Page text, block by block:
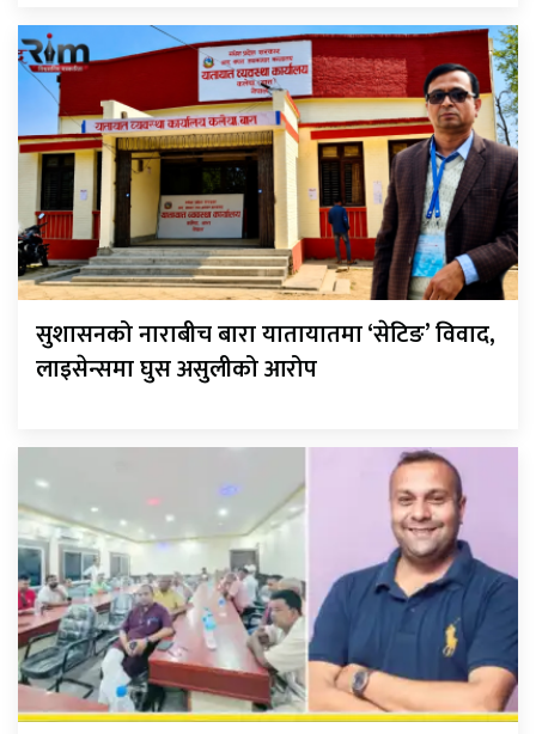
सुशासनको नाराबीच बारा यातायातमा ‘सेटिङ’ विवाद,
लाइसेन्समा घुस असुलीको आरोप